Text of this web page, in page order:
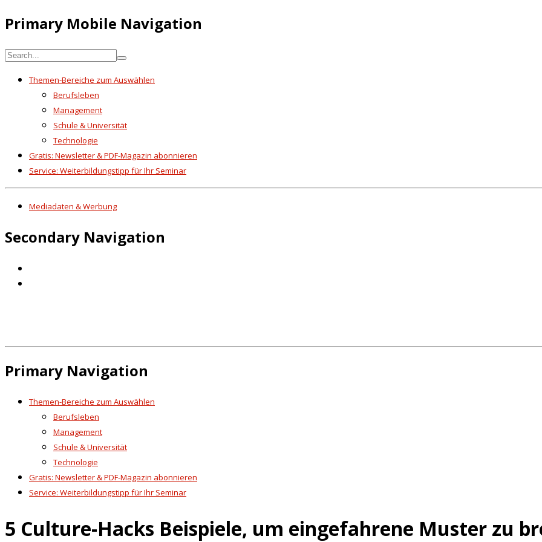
Primary Mobile Navigation
Themen-Bereiche zum Auswählen
Berufsleben
Management
Schule & Universität
Technologie
Gratis: Newsletter & PDF-Magazin abonnieren
Service: Weiterbildungstipp für Ihr Seminar
Mediadaten & Werbung
Secondary Navigation
Primary Navigation
Themen-Bereiche zum Auswählen
Berufsleben
Management
Schule & Universität
Technologie
Gratis: Newsletter & PDF-Magazin abonnieren
Service: Weiterbildungstipp für Ihr Seminar
5 Culture-Hacks Beispiele, um eingefahrene Muster zu